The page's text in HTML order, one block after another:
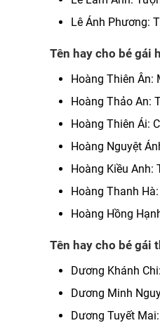
Lê Ánh Phương:
Tên hay cho bé gái
Hoàng Thiên Ân:
Hoàng Thảo An:
Hoàng Thiên Ái:
Hoàng Nguyệt
Hoàng Kiều Anh:
Hoàng Thanh
Hoàng Hồng
Tên hay cho bé gái
Dương Khánh
Dương Minh
Dương Tuyết